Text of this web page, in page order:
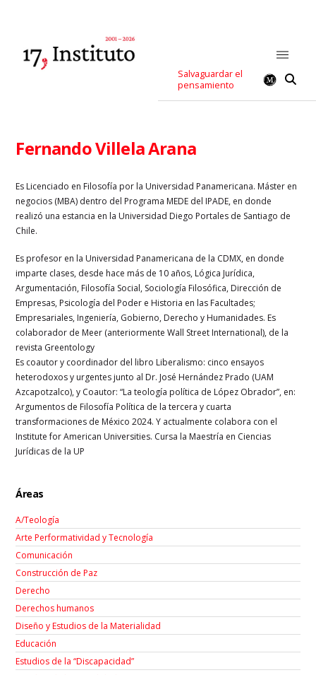
Salvaguardar el
pensamiento
Fernando Villela Arana
Es Licenciado en Filosofía por la Universidad Panamericana. Máster en
negocios (MBA) dentro del Programa MEDE del IPADE, en donde
realizó una estancia en la Universidad Diego Portales de Santiago de
Chile.
Es profesor en la Universidad Panamericana de la CDMX, en donde
imparte clases, desde hace más de 10 años, Lógica Jurídica,
Argumentación, Filosofía Social, Sociología Filosófica, Dirección de
Empresas, Psicología del Poder e Historia en las Facultades;
Empresariales, Ingeniería, Gobierno, Derecho y Humanidades. Es
colaborador de Meer (anteriormente Wall Street International), de la
revista Greentology
Es coautor y coordinador del libro Liberalismo: cinco ensayos
heterodoxos y urgentes junto al Dr. José Hernández Prado (UAM
Azcapotzalco), y Coautor: “La teología política de López Obrador”, en:
Argumentos de Filosofía Política de la tercera y cuarta
transformaciones de México 2024. Y actualmente colabora con el
Institute for American Universities. Cursa la Maestría en Ciencias
Jurídicas de la UP
Áreas
A/Teología
Arte Performatividad y Tecnología
Comunicación
Construcción de Paz
Derecho
Derechos humanos
Diseño y Estudios de la Materialidad
Educación
Estudios de la “Discapacidad”